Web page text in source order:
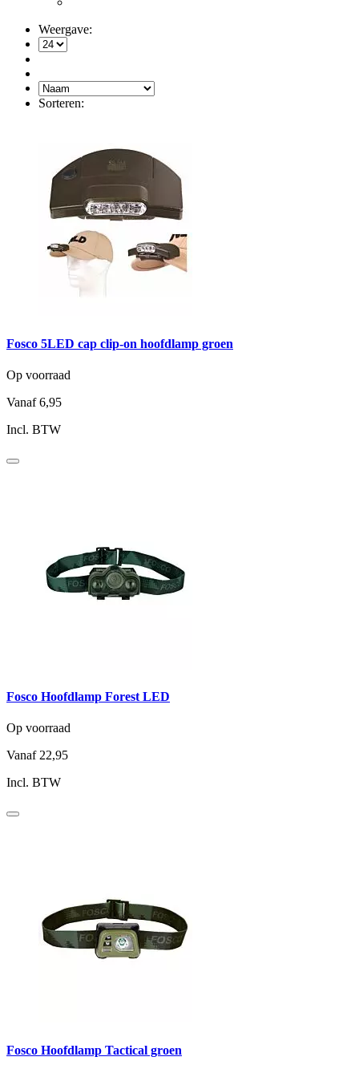
Weergave:
Sorteren:
Fosco 5LED cap clip-on hoofdlamp groen
Op voorraad
Vanaf 6,95
Incl. BTW
Fosco Hoofdlamp Forest LED
Op voorraad
Vanaf 22,95
Incl. BTW
Fosco Hoofdlamp Tactical groen